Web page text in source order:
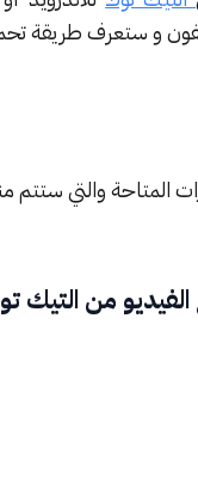
و ستعرف طريقة
المتاحة والتي ستتم
من التيك